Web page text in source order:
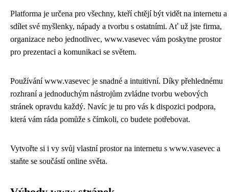
Platforma je určena pro všechny, kteří chtějí být vidět na internetu a
sdílet své myšlenky, nápady a tvorbu s ostatními. Ať už jste firma,
organizace nebo jednotlivec, www.vasevec vám poskytne prostor
pro prezentaci a komunikaci se světem.
Používání www.vasevec je snadné a intuitivní. Díky přehlednému
rozhraní a jednoduchým nástrojům zvládne tvorbu webových
stránek opravdu každý. Navíc je tu pro vás k dispozici podpora,
která vám ráda pomůže s čímkoli, co budete potřebovat.
Vytvořte si i vy svůj vlastní prostor na internetu s www.vasevec a
staňte se součástí online světa.